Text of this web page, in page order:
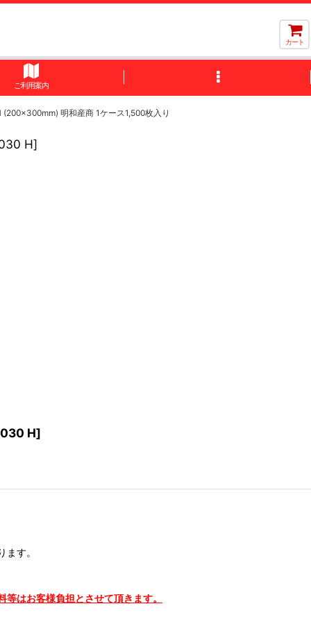
カート
ご利用案内
明和産商 1ケース1,500枚入り
H]
H]
す。
はお客様負担とさせて頂きます。